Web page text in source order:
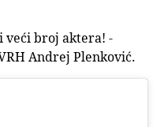
veći broj aktera! -
Andrej Plenković.